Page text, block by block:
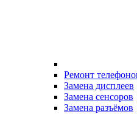
Ремонт
Замена дисплеев
Замена сенсоров
Замена разъёмов